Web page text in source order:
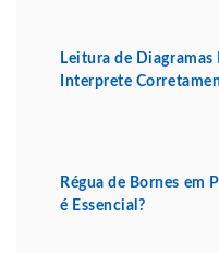
Leitura de Diagramas
Interprete
Régua de Bornes em
é Essencial?